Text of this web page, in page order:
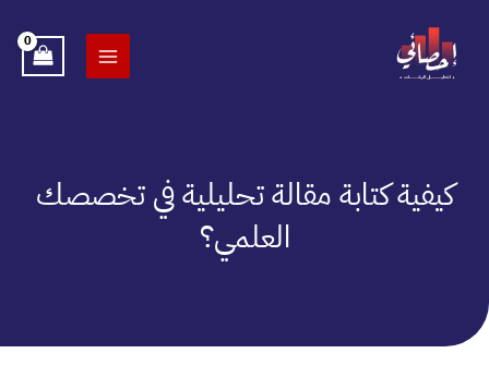
المحتوى
كيفية كتابة مقالة تحليلية في تخصصك
العلمي؟